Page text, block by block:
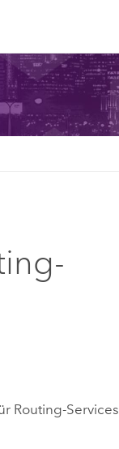
Routing-Services